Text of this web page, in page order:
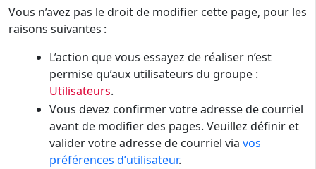
Vous n’avez pas le droit de modifier cette page, pour les
raisons suivantes :
L’action que vous essayez de réaliser n’est
permise qu’aux utilisateurs du groupe :
Utilisateurs.
Vous devez confirmer votre adresse de courriel
avant de modifier des pages. Veuillez définir et
valider votre adresse de courriel via vos
préférences d’utilisateur.